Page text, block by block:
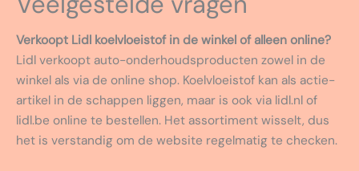
Verkoopt Lidl koelvloeistof in de winkel of alleen online?
Lidl verkoopt auto-onderhoudsproducten zowel in de
winkel als via de online shop. Koelvloeistof kan als actie-
artikel in de schappen liggen, maar is ook via lidl.nl of
lidl.be online te bestellen. Het assortiment wisselt, dus
het is verstandig om de website regelmatig te checken.